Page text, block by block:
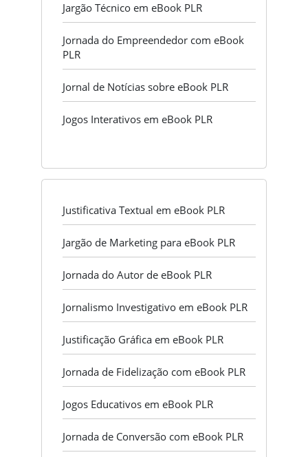
Jargão Técnico em eBook PLR
Jornada do Empreendedor com eBook
PLR
Jornal de Notícias sobre eBook PLR
Jogos Interativos em eBook PLR
Justificativa Textual em eBook PLR
Jargão de Marketing para eBook PLR
Jornada do Autor de eBook PLR
Jornalismo Investigativo em eBook PLR
Justificação Gráfica em eBook PLR
Jornada de Fidelização com eBook PLR
Jogos Educativos em eBook PLR
Jornada de Conversão com eBook PLR